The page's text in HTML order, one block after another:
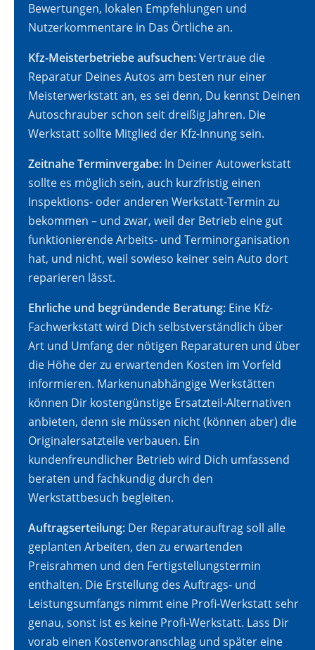
Bewertungen, lokalen Empfehlungen und
Nutzerkommentare in Das Örtliche an.
Kfz-Meisterbetriebe aufsuchen:Vertraue die
Reparatur Deines Autos am besten nur einer
Meisterwerkstatt an, es sei denn, Du kennst Deinen
Autoschrauber schon seit dreißig Jahren. Die
Werkstatt sollte Mitglied der Kfz-Innung sein.
Zeitnahe Terminvergabe: In Deiner Autowerkstatt
sollte es möglich sein, auch kurzfristig einen
Inspektions- oder anderen Werkstatt-Termin zu
bekommen – und zwar, weil der Betrieb eine gut
funktionierende Arbeits- und Terminorganisation
hat, und nicht, weil sowieso keiner sein Auto dort
reparieren lässt.
Ehrliche und begründende Beratung: Eine Kfz-
Fachwerkstatt wird Dich selbstverständlich über
Art und Umfang der nötigen Reparaturen und über
die Höhe der zu erwartenden Kosten im Vorfeld
informieren. Markenunabhängige Werkstätten
können Dir kostengünstige Ersatzteil-Alternativen
anbieten, denn sie müssen nicht (können aber) die
Originalersatzteile verbauen. Ein
kundenfreundlicher Betrieb wird Dich umfassend
beraten und fachkundig durch den
Werkstattbesuch begleiten.
Auftragserteilung: Der Reparaturauftrag soll alle
geplanten Arbeiten, den zu erwartenden
Preisrahmen und den Fertigstellungstermin
enthalten. Die Erstellung des Auftrags- und
Leistungsumfangs nimmt eine Profi-Werkstatt sehr
genau, sonst ist es keine Profi-Werkstatt. Lass Dir
vorab einen Kostenvoranschlag und später eine